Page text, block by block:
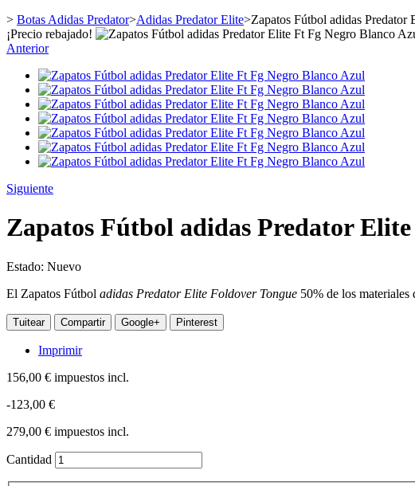
> Botas Adidas Predator>Adidas Predator Elite>Zapatos Fútbol adidas
¡Precio rebajado!
Anterior
Siguiente
Zapatos Fútbol adidas Predator
Estado: Nuevo
El Zapatos Fútbol adidas Predator Elite Foldover Tongue 50% de los materiales
Tuitear Compartir Google+ Pinterest
Imprimir
156,00 € impuestos incl.
-123,00 €
279,00 € impuestos incl.
Cantidad